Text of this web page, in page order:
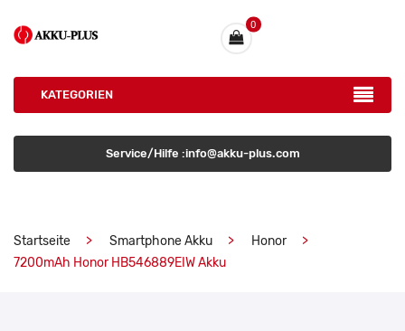
0
KATEGORIEN
Service/Hilfe :info@akku-plus.com
Startseite Smartphone Akku
Honor
7200mAh Honor HB546889EIW Akku